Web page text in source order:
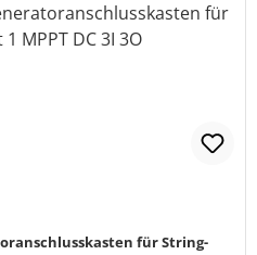
für String-